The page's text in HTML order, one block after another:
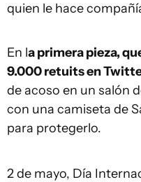
quien le hace
En la primera pieza,
9.000 retuits en
de acoso en un salón
con una camiseta de
para protegerlo.
2 de mayo, Día